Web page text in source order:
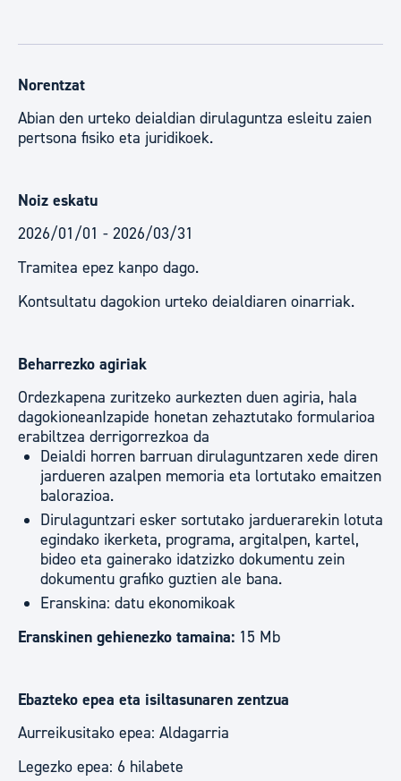
Norentzat
Abian den urteko deialdian dirulaguntza esleitu zaien
pertsona fisiko eta juridikoek.
Noiz eskatu
2026/01/01 - 2026/03/31
Tramitea epez kanpo dago.
Kontsultatu dagokion urteko deialdiaren oinarriak.
Beharrezko agiriak
Ordezkapena zuritzeko aurkezten duen agiria, hala
dagokioneanIzapide honetan zehaztutako formularioa
erabiltzea derrigorrezkoa da
Deialdi horren barruan dirulaguntzaren xede diren
jardueren azalpen memoria eta lortutako emaitzen
balorazioa.
Dirulaguntzari esker sortutako jarduerarekin lotuta
egindako ikerketa, programa, argitalpen, kartel,
bideo eta gainerako idatzizko dokumentu zein
dokumentu grafiko guztien ale bana.
Eranskina: datu ekonomikoak
Eranskinen gehienezko tamaina: 15 Mb
Ebazteko epea eta isiltasunaren zentzua
Aurreikusitako epea: Aldagarria
Legezko epea: 6 hilabete